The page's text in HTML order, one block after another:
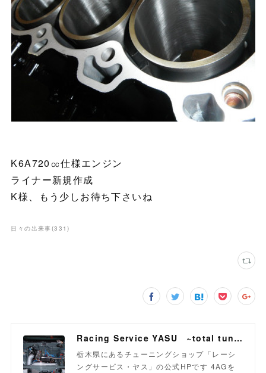
K6A720㏄仕様エンジン
ライナー新規作成
K様、もう少しお待ち下さいね
日々の出来事(331)
Racing Service YASU ~total tuning proshop~
栃木県にあるチューニングショップ「レーシ
ングサービス・ヤス」の公式HPです 4AGを